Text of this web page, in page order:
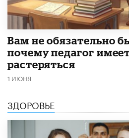
​Вам не обязательно
почему педагог
растеряться
1 ИЮНЯ
ЗДОРОВЬЕ